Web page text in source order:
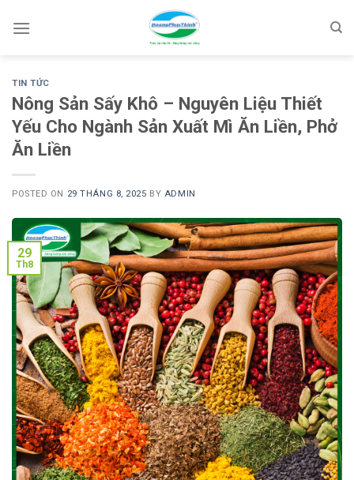
TIN TỨC
Nông Sản Sấy Khô – Nguyên Liệu Thiết
Yếu Cho Ngành Sản Xuất Mì Ăn Liền, Phở
Ăn Liền
POSTED ON 29 THÁNG 8, 2025 BY ADMIN
29
Th8